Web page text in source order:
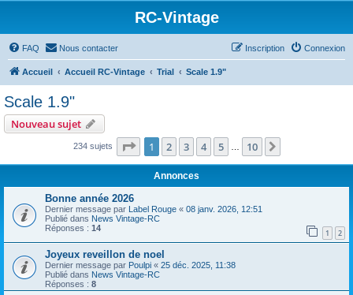
RC-Vintage
FAQ Nous contacter Connexion
Inscription
Accueil Accueil RC-Vintage Trial Scale 1.9"
Scale 1.9"
Nouveau sujet
234 sujets Page 1sur10
1 2 3 4 5 10
Annonces
Bonne année 2026
Dernier message par Label Rouge « 08 janv. 2026, 12:51
Publié dans News Vintage-RC
Réponses : 14 1 2
Joyeux reveillon de noel
Dernier message par Poulpi « 25 déc. 2025, 11:38
Publié dans News Vintage-RC
Réponses : 8